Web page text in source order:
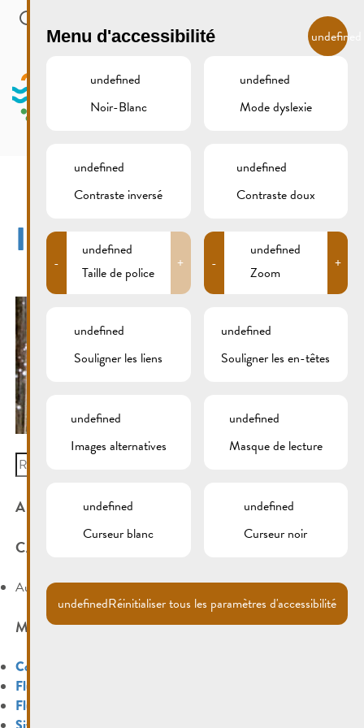
Skip to main content
MENU
IMG_2838XCS
Search
for:
ARCHIVES
CATÉGORIES
Aucune catégorie
MÉTA
Connexion
Flux des publications
Flux des commentaires
Menu d'accessibilité undefined
undefined
Noir-Blanc
undefined
Mode dyslexie
undefined
Contraste inversé
undefined
Contraste doux
-
undefined
Taille de police
+ -
undefined
Zoom
+
undefined
Souligner les liens
undefined
Souligner les en-têtes
undefined
Images alternatives
undefined
Masque de lecture
undefined
Curseur blanc
undefined
Curseur noir
undefinedRéinitialiser tous les paramètres d'accessibilité